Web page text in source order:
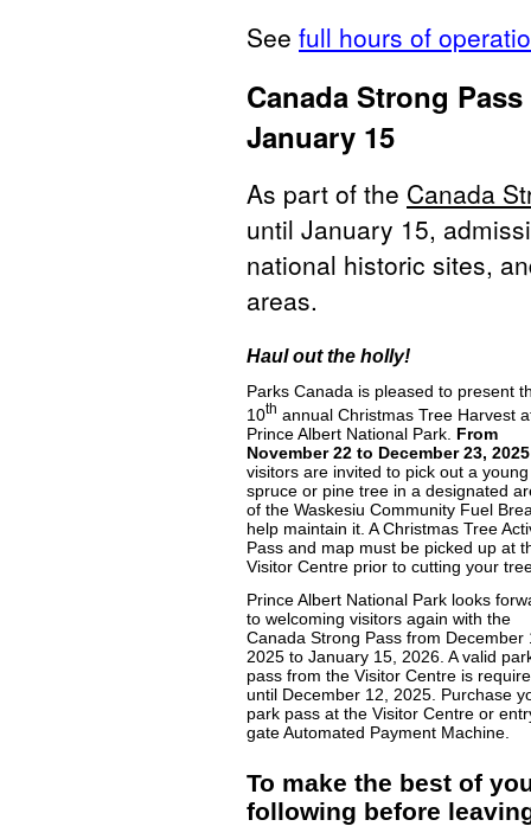
See full hours of
Canada Strong
January 15
As part of the Canada
until January 15,
national historic sites,
areas.
Haul out the holly!
Parks Canada is pleased to present
10th annual Christmas Tree Harvest
Prince Albert National Park. From
November 22 to December 23, 2025
visitors are invited to pick out a young
spruce or pine tree in a designated
of the Waskesiu Community Fuel
help maintain it. A Christmas Tree
Pass and map must be picked up at
Visitor Centre prior to cutting your
Prince Albert National Park looks
to welcoming visitors again with the
Canada Strong Pass from December
2025 to January 15, 2026. A valid
pass from the Visitor Centre is
until December 12, 2025. Purchase
park pass at the Visitor Centre or
gate Automated Payment Machine.
To make the best of
following before